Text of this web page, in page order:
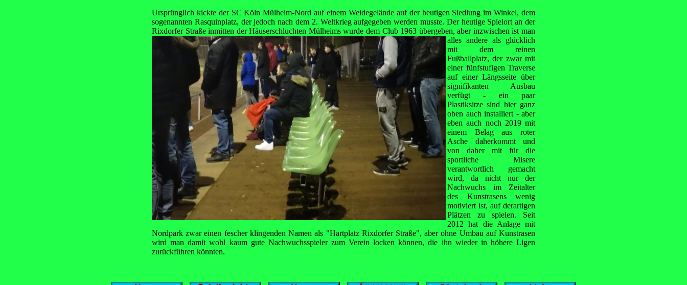
Ursprünglich kickte der SC Köln Mülheim-Nord auf einem Weidegelände auf der heutigen Siedlung im Winkel, dem
sogenannten Rasquinplatz, der jedoch nach dem 2. Weltkrieg aufgegeben werden musste. Der heutige Spielort an der
Rixdorfer Straße inmitten der Häuserschluchten Mülheims wurde dem Club 1963 übergeben, aber inzwischen ist man
alles andere als glücklich
mit dem reinen
Fußballplatz, der zwar mit
einer fünfstufigen Traverse
auf einer Längsseite über
signifikanten Ausbau
verfügt - ein paar
Plastiksitze sind hier ganz
oben auch installiert - aber
eben auch noch 2019 mit
einem Belag aus roter
Asche daherkommt und
von daher mit für die
sportliche Misere
verantwortlich gemacht
wird, da nicht nur der
Nachwuchs im Zeitalter
des Kunstrasens wenig
motiviert ist, auf derartigen
Plätzen zu spielen. Seit
2012 hat die Anlage mit
Nordpark zwar einen fescher klingenden Namen als "Hartplatz Rixdorfer Straße", aber ohne Umbau auf Kunstrasen
wird man damit wohl kaum gute Nachwuchsspieler zum Verein locken können, die ihn wieder in höhere Ligen
zurückführen könnten.